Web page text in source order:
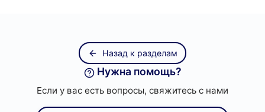
Назад к разделам
Нужна помощь?
Если у вас есть вопросы, свяжитесь с нами